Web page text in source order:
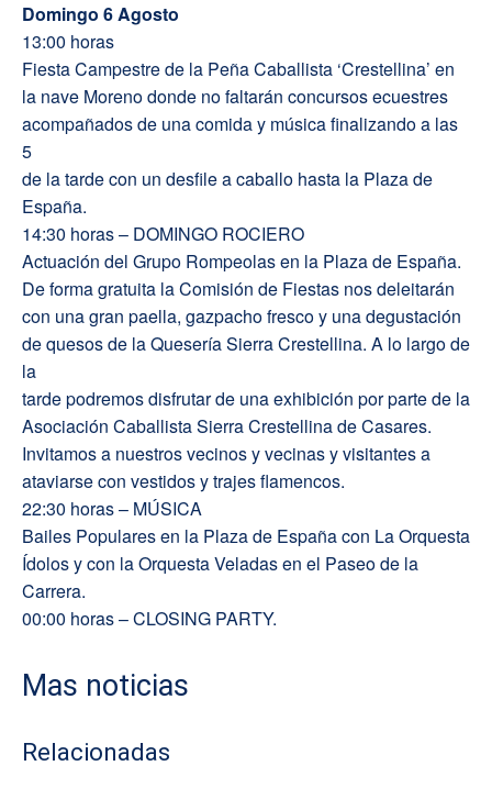
Domingo 6 Agosto
13:00 horas
Fiesta Campestre de la Peña Caballista ‘Crestellina’ en
la nave Moreno donde no faltarán concursos ecuestres
acompañados de una comida y música finalizando a las
5
de la tarde con un desfile a caballo hasta la Plaza de
España.
14:30 horas – DOMINGO ROCIERO
Actuación del Grupo Rompeolas en la Plaza de España.
De forma gratuita la Comisión de Fiestas nos deleitarán
con una gran paella, gazpacho fresco y una degustación
de quesos de la Quesería Sierra Crestellina. A lo largo de
la
tarde podremos disfrutar de una exhibición por parte de la
Asociación Caballista Sierra Crestellina de Casares.
Invitamos a nuestros vecinos y vecinas y visitantes a
ataviarse con vestidos y trajes flamencos.
22:30 horas – MÚSICA
Bailes Populares en la Plaza de España con La Orquesta
Ídolos y con la Orquesta Veladas en el Paseo de la
Carrera.
00:00 horas – CLOSING PARTY.
Mas noticias
Relacionadas